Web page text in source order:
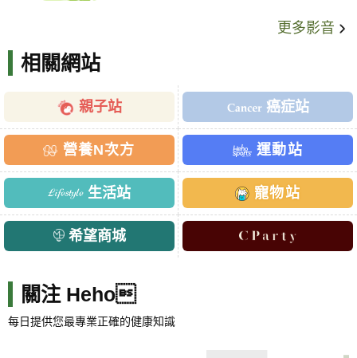
更多影音
相關網站
親子站 癌症站
營養N次方 運動站
生活站 寵物站
希望商城
關注 Heho
每日提供您最專業正確的健康知識